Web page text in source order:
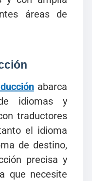
áreas de
abarca
idiomas y
traductores
el idioma
de destino,
precisa y
que necesite